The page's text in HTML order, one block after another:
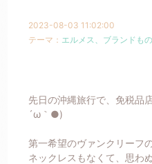
2023-08-03 11:02:00
テーマ： エルメス、ブランドもの
先日の沖縄旅行で、免税品
´ω｀●)
第一希望のヴァンクリーフ
ネックレスもなくて、思わ